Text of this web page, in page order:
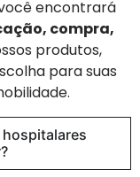
encontrará
compra,
produtos,
para suas